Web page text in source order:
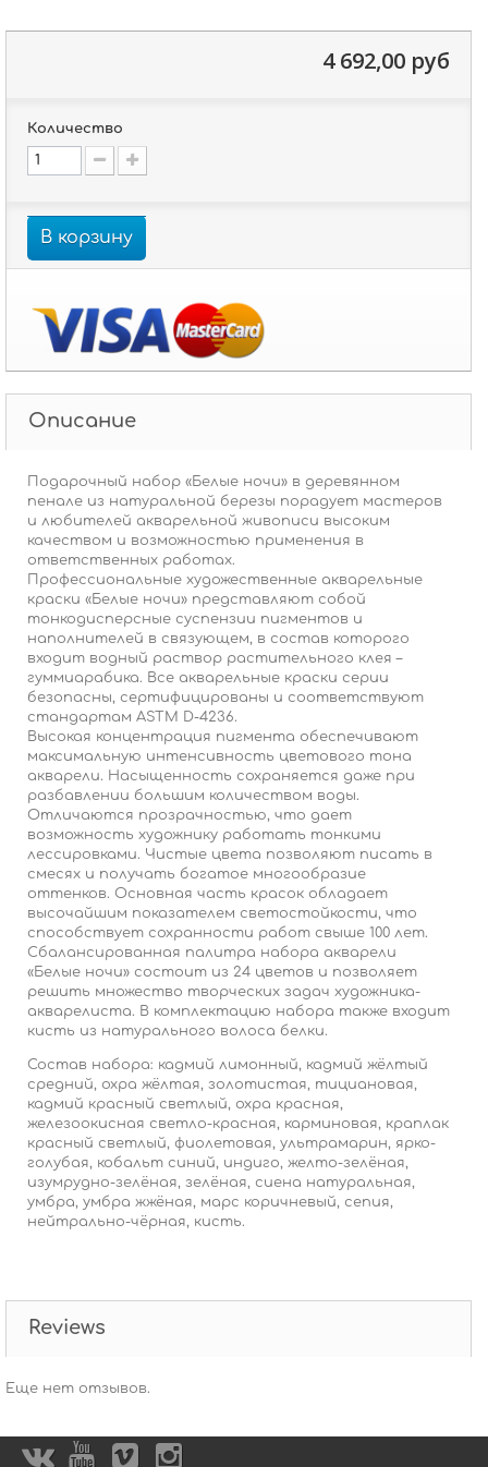
4 692,00 руб
Количество
В корзину
Описание
Подарочный набор «Белые ночи» в деревянном
пенале из натуральной березы порадует мастеров
и любителей акварельной живописи высоким
качеством и возможностью применения в
ответственных работах.
Профессиональные художественные акварельные
краски «Белые ночи» представляют собой
тонкодисперсные суспензии пигментов и
наполнителей в связующем, в состав которого
входит водный раствор растительного клея –
гуммиарабика. Все акварельные краски серии
безопасны, сертифицированы и соответствуют
стандартам ASTM D-4236.
Высокая концентрация пигмента обеспечивают
максимальную интенсивность цветового тона
акварели. Насыщенность сохраняется даже при
разбавлении большим количеством воды.
Отличаются прозрачностью, что дает
возможность художнику работать тонкими
лессировками. Чистые цвета позволяют писать в
смесях и получать богатое многообразие
оттенков. Основная часть красок обладает
высочайшим показателем светостойкости, что
способствует сохранности работ свыше 100 лет.
Сбалансированная палитра набора акварели
«Белые ночи» состоит из 24 цветов и позволяет
решить множество творческих задач художника-
акварелиста. В комплектацию набора также входит
кисть из натурального волоса белки.
Состав набора: кадмий лимонный, кадмий жёлтый
средний, охра жёлтая, золотистая, тициановая,
кадмий красный светлый, охра красная,
железоокисная светло-красная, карминовая, краплак
красный светлый, фиолетовая, ультрамарин, ярко-
голубая, кобальт синий, индиго, желто-зелёная,
изумрудно-зелёная, зелёная, сиена натуральная,
умбра, умбра жжёная, марс коричневый, сепия,
нейтрально-чёрная, кисть.
Reviews
Еще нет отзывов.